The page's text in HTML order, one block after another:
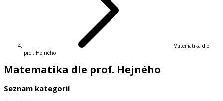
Matematika dle
prof. Hejného
Matematika dle prof. Hejného
Seznam kategorií